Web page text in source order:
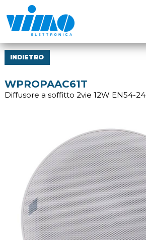
INDIETRO
WPROPAAC61T
Diffusore a soffitto 2vie 12W EN54-24